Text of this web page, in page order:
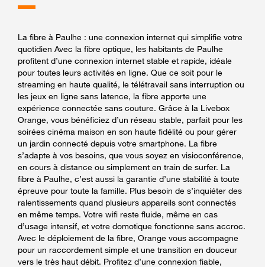
La fibre à Paulhe : une connexion internet qui simplifie votre
quotidien Avec la fibre optique, les habitants de Paulhe
profitent d’une connexion internet stable et rapide, idéale
pour toutes leurs activités en ligne. Que ce soit pour le
streaming en haute qualité, le télétravail sans interruption ou
les jeux en ligne sans latence, la fibre apporte une
expérience connectée sans couture. Grâce à la Livebox
Orange, vous bénéficiez d’un réseau stable, parfait pour les
soirées cinéma maison en son haute fidélité ou pour gérer
un jardin connecté depuis votre smartphone. La fibre
s’adapte à vos besoins, que vous soyez en visioconférence,
en cours à distance ou simplement en train de surfer. La
fibre à Paulhe, c’est aussi la garantie d’une stabilité à toute
épreuve pour toute la famille. Plus besoin de s’inquiéter des
ralentissements quand plusieurs appareils sont connectés
en même temps. Votre wifi reste fluide, même en cas
d’usage intensif, et votre domotique fonctionne sans accroc.
Avec le déploiement de la fibre, Orange vous accompagne
pour un raccordement simple et une transition en douceur
vers le très haut débit. Profitez d’une connexion fiable,